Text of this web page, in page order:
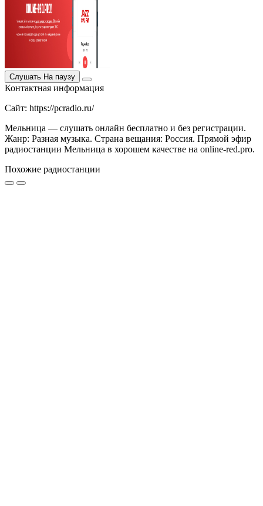
Слушать На паузу
Контактная информация
Сайт: https://pcradio.ru/
Мельница — слушать онлайн бесплатно и без регистрации.
Жанр: Разная музыка. Страна вещания: Россия. Прямой эфир
радиостанции Мельница в хорошем качестве на online-red.pro.
Похожие радиостанции